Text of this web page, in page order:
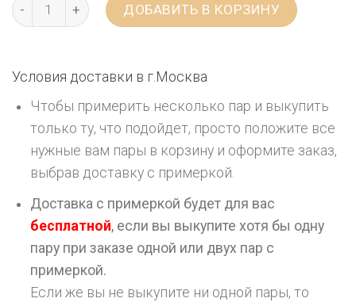
ДОБАВИТЬ В КОРЗИНУ
Условия доставки в г. Москва
Чтобы примерить несколько пар и выкупить
только ту, что подойдет, просто положите все
нужные вам пары в корзину и оформите заказ,
выбрав доставку с примеркой.
Доставка с примеркой будет для вас
бесплатной, если вы выкупите хотя бы одну
пару при заказе одной или двух пар с
примеркой.
Если же вы не выкупите ни одной пары, то